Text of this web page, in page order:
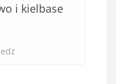
i kielbase